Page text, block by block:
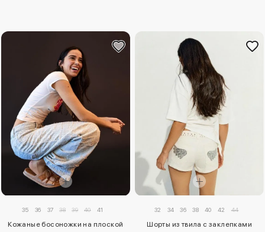
35 36 37 38 39 40 41
Кожаные босоножки на плоской
32 34 36 38 40 42 44
Шорты из твила с заклепками